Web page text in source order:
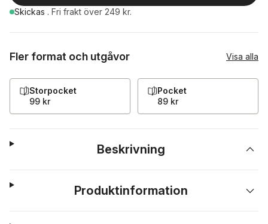
Skickas . Fri frakt över 249 kr.
Fler format och utgåvor Visa alla
Storpocket
99 kr
Pocket
89 kr
Beskrivning
Produktinformation